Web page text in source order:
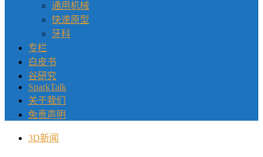
通用机械
快速原型
牙科
专栏
白皮书
谷研究
SparkTalk
关于我们
免责声明
3D新闻